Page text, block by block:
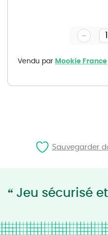
gallery
Vendu par Mookie France
-
“ Jeu sécurisé
Sauvegarder